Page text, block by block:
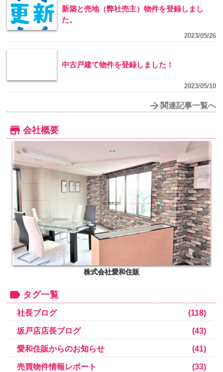
新築と売地（弊社売主）物件を登録しまし
た。
2023/05/26
中古戸建て物件を登録しました！
2023/05/10
関連記事一覧へ
会社概要
株式会社愛和住販
タグ一覧
社長ブログ (118)
坂戸店店長ブログ (43)
愛和住販からのお知らせ (41)
売買物件情報レポート (33)